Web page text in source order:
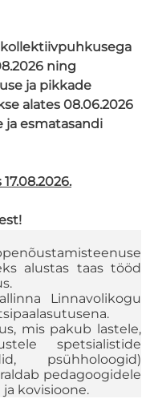
ning
ja pikkade
alates 08.06.2026
esmatasandi
alustas taas tööd
Linnavolikogu
mis pakub lastele,
spetsialistide
psühholoogid)
pedagoogidele
kovisioone.